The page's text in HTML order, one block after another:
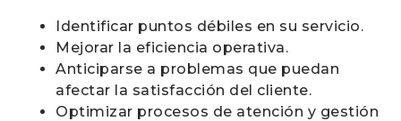
Identificar puntos débiles en su servicio.
Mejorar la eficiencia operativa.
Anticiparse a problemas que puedan
afectar la satisfacción del cliente.
Optimizar procesos de atención y gestión